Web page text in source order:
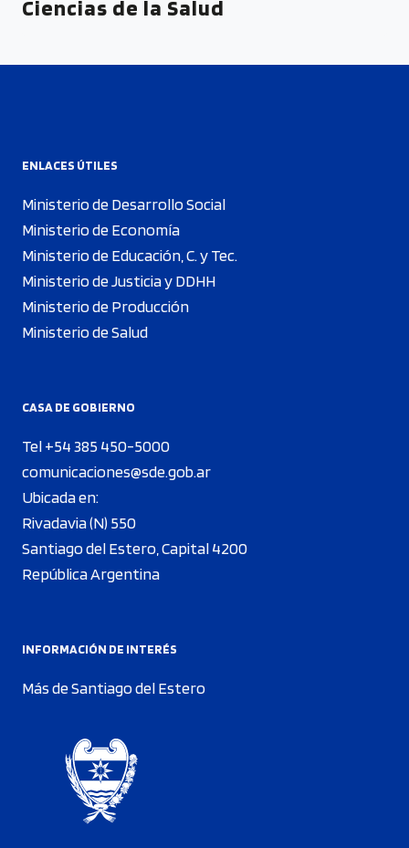
Ciencias de la Salud
ENLACES ÚTILES
Ministerio de Desarrollo Social
Ministerio de Economía
Ministerio de Educación, C. y Tec.
Ministerio de Justicia y DDHH
Ministerio de Producción
Ministerio de Salud
CASA DE GOBIERNO
Tel +54 385 450-5000
comunicaciones@sde.gob.ar
Ubicada en:
Rivadavia (N) 550
Santiago del Estero, Capital 4200
República Argentina
INFORMACIÓN DE INTERÉS
Más de Santiago del Estero